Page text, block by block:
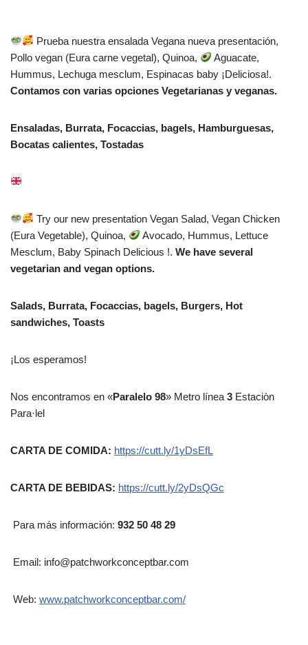
Prueba nuestra ensalada Vegana nueva presentación,
Pollo vegan (Eura carne vegetal), Quinoa,
Aguacate,
Hummus, Lechuga mesclum, Espinacas baby ¡Deliciosa!.
Contamos con varias opciones Vegetarianas y veganas.
Ensaladas, Burrata, Focaccias, bagels, Hamburguesas,
Bocatas calientes, Tostadas
Try our new presentation Vegan Salad, Vegan Chicken
(Eura Vegetable), Quinoa,
Avocado, Hummus, Lettuce
Mesclum, Baby Spinach Delicious !. We have several
vegetarian and vegan options.
Salads, Burrata, Focaccias, bagels, Burgers, Hot
sandwiches, Toasts
¡Los esperamos!
Nos encontramos en «Paralelo 98» Metro línea 3 Estaciòn
Para·lel
CARTA DE COMIDA: https://cutt.ly/1yDsEfL
CARTA DE BEBIDAS: https://cutt.ly/2yDsQGc
Para más información: 932 50 48 29
Email: info@patchworkconceptbar.com
Web: www.patchworkconceptbar.com/